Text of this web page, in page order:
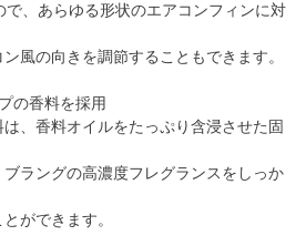
で、あらゆる形状のエアコンフィンに対
風の向きを調節することもできます。
の香料を採用
、香料オイルをたっぷり含浸させた固
ラングの高濃度フレグランスをしっか
ができます。